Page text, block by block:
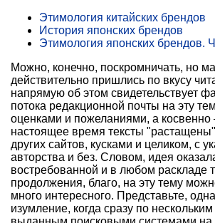
Этимология китайских брендов
История японских брендов
Этимология японских брендов.
Можно, конечно, поскромничать, но
действительно пришлись по вкусу
напрямую об этом свидетельствует
потока редакционной почты на эту
оценками и пожеланиями, а косвенно
настоящее время тексты
других сайтов, кусками и целиком, с
авторства и без. Словом, идея
востребованной и в любом раскладе
продолжения, благо, на эту тему
много интересного. Представьте,
изумление, когда сразу по